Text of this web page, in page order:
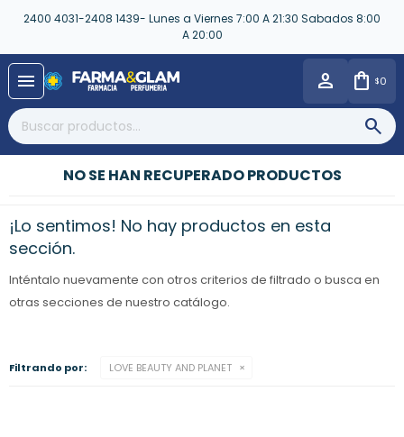
2400 4031-2408 1439- Lunes a Viernes 7:00 A 21:30 Sabados 8:00
A 20:00
menu $0
NO SE HAN RECUPERADO PRODUCTOS
¡Lo sentimos! No hay productos en esta
sección.
Inténtalo nuevamente con otros criterios de filtrado o busca en
otras secciones de nuestro catálogo.
Filtrando por: LOVE BEAUTY AND PLANET